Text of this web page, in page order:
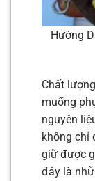
Hướng
Chất
muống
nguyên
không chỉ
giữ được
đây là